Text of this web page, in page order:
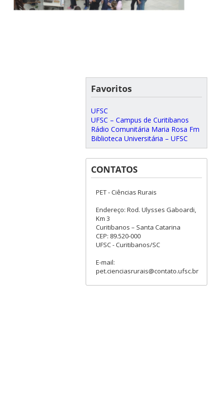
Favoritos
UFSC
UFSC – Campus de Curitibanos
Rádio Comunitária Maria Rosa Fm
Biblioteca Universitária – UFSC
CONTATOS
PET - Ciências Rurais
Endereço: Rod. Ulysses Gaboardi,
Km 3
Curitibanos – Santa Catarina
CEP: 89.520-000
UFSC - Curitibanos/SC
E-mail:
pet.cienciasrurais@contato.ufsc.br